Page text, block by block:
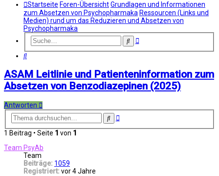
Startseite Foren-ÜbersichtGrundlagen und Informationen
zum Absetzen von Psychopharmaka Ressourcen (Links und
Medien) rund um das Reduzieren und Absetzen von
Psychopharmaka
SucheErweiterte
Suche
ASAM Leitlinie und Patienteninformation zum
Absetzen von Benzodiazepinen (2025)
Antworten
SucheErweiterte
1 Beitrag • Seite 1 von 1
Team PsyAb
Team
Beiträge: 1059
Registriert: vor 4 Jahre